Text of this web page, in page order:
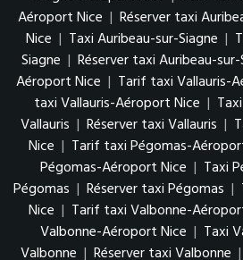
Aéroport Nice | Réserver taxi
Nice | Taxi Auribeau-sur-Siagne |
Siagne | Réserver taxi Auribeau-sur-
Aéroport Nice | Tarif taxi Vallauris-
taxi Vallauris-Aéroport Nice |
Vallauris | Réserver taxi Vallauris |
Nice | Tarif taxi Pégomas-
Pégomas-Aéroport Nice | Taxi
Pégomas | Réserver taxi Pégomas |
Nice | Tarif taxi Valbonne-
Valbonne-Aéroport Nice | Taxi
Valbonne | Réserver taxi Valbonne |